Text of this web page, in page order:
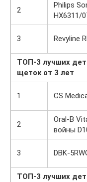
2
Philips
HX6311/
3 Revyline
ТОП-3 лучших
щеток от 3 лет
1 CS
2
Oral-B
войны
3 DBK-
ТОП-3 лучших